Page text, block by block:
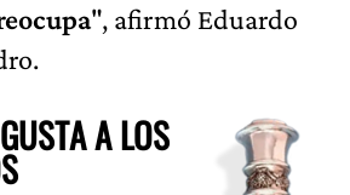
", afirmó Eduardo
A LOS